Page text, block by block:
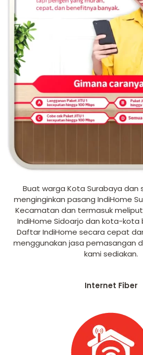
Buat warga Kota Surabaya dan
menginginkan pasang IndiHome
Kecamatan dan termasuk
IndiHome Sidoarjo dan kota-kota
Daftar IndiHome secara cepat
menggunakan jasa pemasangan
kami sediakan.
Internet Fiber